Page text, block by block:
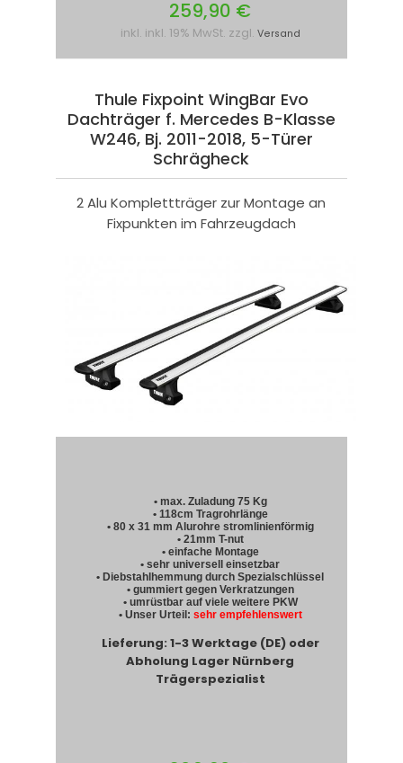
259,90 €
inkl. inkl. 19% MwSt. zzgl. Versand
Thule Fixpoint WingBar Evo
Dachträger f. Mercedes B-Klasse
W246, Bj. 2011-2018, 5-Türer
Schrägheck
2 Alu Komplettträger zur Montage an
Fixpunkten im Fahrzeugdach
• max. Zuladung 75 Kg
• 118cm Tragrohrlänge
• 80 x 31 mm Alurohre stromlinienförmig
• 21mm T-nut
• einfache Montage
• sehr universell einsetzbar
• Diebstahlhemmung durch Spezialschlüssel
• gummiert gegen Verkratzungen
• umrüstbar auf viele weitere PKW
• Unser Urteil: sehr empfehlenswert
Lieferung: 1-3 Werktage (DE) oder
Abholung Lager Nürnberg
Trägerspezialist